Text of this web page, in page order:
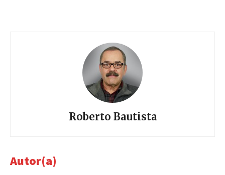
Roberto Bautista
Autor(a)